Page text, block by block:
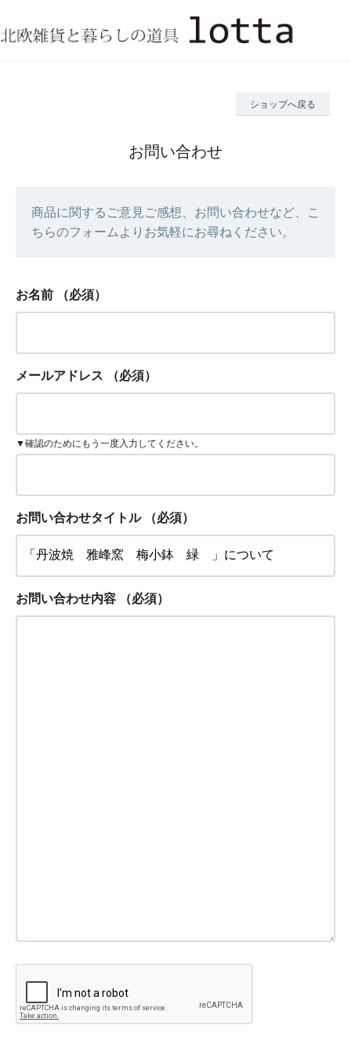
ショップへ戻る
お問い合わせ
商品に関するご意見ご感想、お問い合わせなど、こ
ちらのフォームよりお気軽にお尋ねください。
お名前 （必須）
メールアドレス （必須）
▼確認のためにもう一度入力してください。
お問い合わせタイトル （必須）
お問い合わせ内容 （必須）